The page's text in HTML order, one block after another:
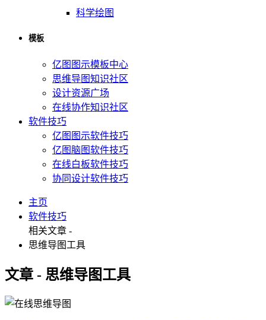
科学绘图
模板
亿图图示模板中心
思维导图知识社区
设计资源广场
在线协作知识社区
软件技巧
亿图图示软件技巧
亿图脑图软件技巧
在线白板软件技巧
协同设计软件技巧
主页
软件技巧
相关文章 -
思维导图工具
文章 - 思维导图工具